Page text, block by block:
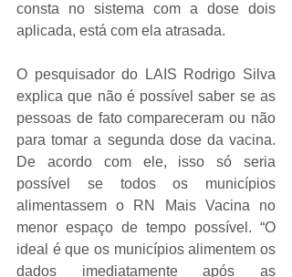
consta no sistema com a dose dois
aplicada, está com ela atrasada.
O pesquisador do LAIS Rodrigo Silva
explica que não é possível saber se as
pessoas de fato compareceram ou não
para tomar a segunda dose da vacina.
De acordo com ele, isso só seria
possível se todos os municípios
alimentassem o RN Mais Vacina no
menor espaço de tempo possível. “O
ideal é que os municípios alimentem os
dados imediatamente após as